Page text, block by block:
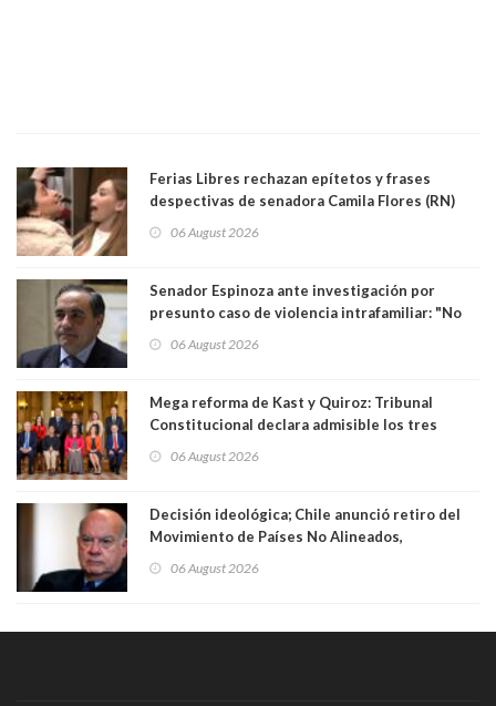
Ferias Libres rechazan epítetos y frases
despectivas de senadora Camila Flores (RN)
06 August 2026
Senador Espinoza ante investigación por
presunto caso de violencia intrafamiliar: "No
antecedentes a Tribunal Supremo
06 August 2026
Mega reforma de Kast y Quiroz: Tribunal
Constitucional declara admisible los tres
06 August 2026
Decisión ideológica; Chile anunció retiro del
Movimiento de Países No Alineados,
1971. Excanciller Insulza lamentó decisión
06 August 2026